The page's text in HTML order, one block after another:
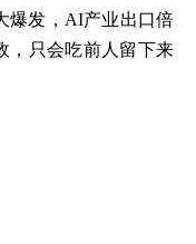
爆发，AI产业出口倍
，只会吃前人留下来